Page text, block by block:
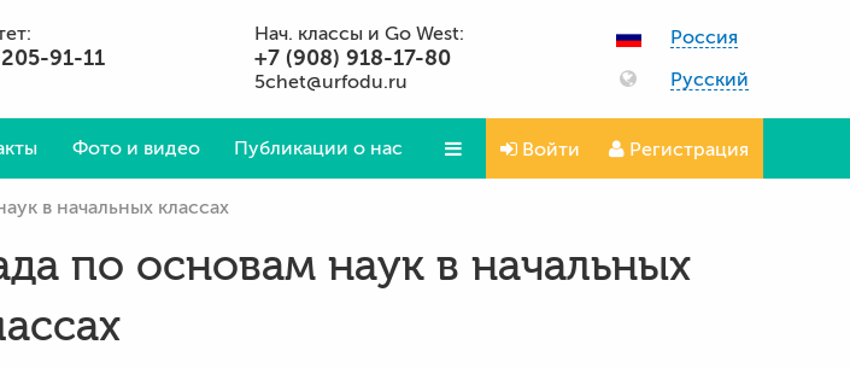
Нач. классы и Go West:
91-11 +7 (908) 918-17-80
5chet@urfodu.ru
Россия
Русский
Фото и видео Публикации о нас Войти Регистрация
в начальных классах
по основам наук в начальных